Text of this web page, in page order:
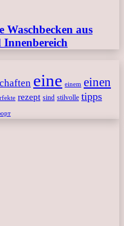
Waschbecken aus
eine einem einen
rezept sind stilvolle tipps